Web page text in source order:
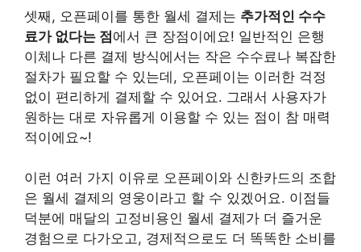
셋째, 오픈페이를 통한 월세 결제는 추가적인 수수
료가 없다는 점에서 큰 장점이에요! 일반적인 은행
이체나 다른 결제 방식에서는 작은 수수료나 복잡한
절차가 필요할 수 있는데, 오픈페이는 이러한 걱정
없이 편리하게 결제할 수 있어요. 그래서 사용자가
원하는 대로 자유롭게 이용할 수 있는 점이 참 매력
적이에요~!
이런 여러 가지 이유로 오픈페이와 신한카드의 조합
은 월세 결제의 영웅이라고 할 수 있겠어요. 이점들
덕분에 매달의 고정비용인 월세 결제가 더 즐거운
경험으로 다가오고, 경제적으로도 더 똑똑한 소비를